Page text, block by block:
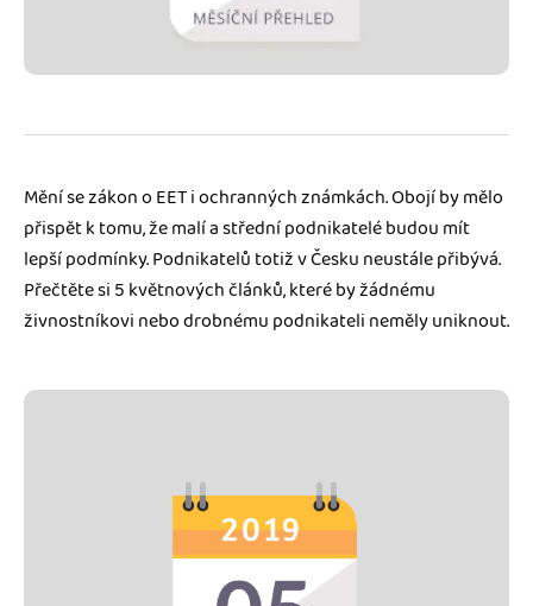
Katalog doplňků
Fakturační poradna
Mění se zákon o EET i ochranných známkách. Obojí by mělo
přispět k tomu, že malí a střední podnikatelé budou mít
lepší podmínky. Podnikatelů totiž v Česku neustále přibývá.
Přečtěte si 5 květnových článků, které by žádnému
živnostníkovi nebo drobnému podnikateli neměly uniknout.